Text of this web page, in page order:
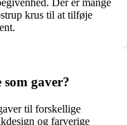
Der er mange
krus til at tilføje
gaver?
til forskellige
og farverige